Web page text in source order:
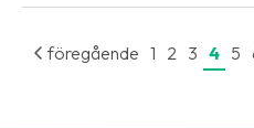
och
farligt
innehåll
föregående 1 2 3 4 5